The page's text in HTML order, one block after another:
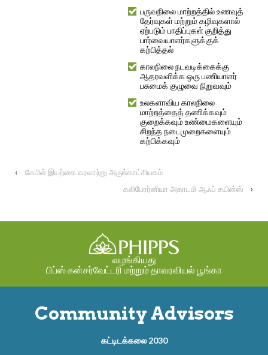
பருவநிலை மாற்றத்தில் உணவுத்
தேர்வுகள் மற்றும் கழிவுகளால்
ஏற்படும் பாதிப்புகள் குறித்து
பார்வையாளர்களுக்குக்
கற்பித்தல்
காலநிலை நடவடிக்கைக்கு
ஆதரவளிக்க ஒரு பணியாளர்
பசுமைக் குழுவை நிறுவவும்
உலகளாவிய காலநிலை
மாற்றத்தைத் தணிக்கவும்
குறைக்கவும் உண்மைகளையும்
சிறந்த நடைமுறைகளையும்
கற்பிக்கவும்
‹
கேபிள் இயற்கை வரலாற்று அருங்காட்சியகம்
கலிபோர்னியா அகாடமி ஆஃப் சயின்ஸ்
›
வழங்கியது
பிப்ஸ் கன்சர்வேட்டரி மற்றும் தாவரவியல் பூங்கா
Community Advisors
கட்டிடக்கலை 2030